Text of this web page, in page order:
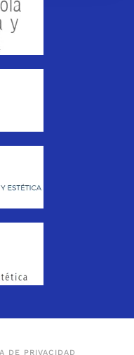
DE PRIVACIDAD